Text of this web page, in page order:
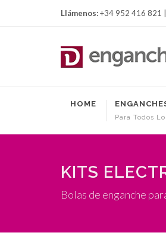
Llámenos:+34 952 416 821 |
HOME
Para Todos
KITS
Bolas de enganche